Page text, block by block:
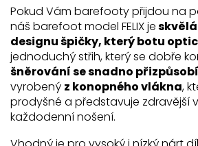
Pokud Vám barefooty přijdou na
náš barefoot model FELIX je
designu špičky, který botu
jednoduchý střih, který se dobře
šněrování se snadno
vyrobený z konopného vlákna,
prodyšné a představuje zdravější
každodenní nošení.